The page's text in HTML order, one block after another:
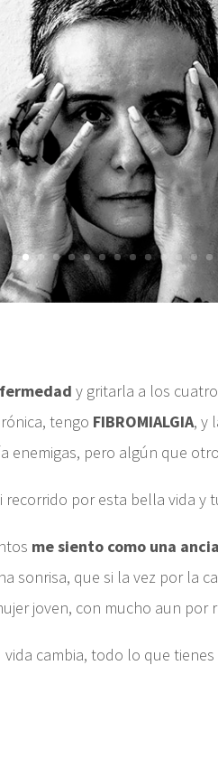
y gritarla a los
tengo FIBROMIALGIA, y
enemigas, pero algún que
por esta bella vida y
me siento como una
sonrisa, que si la vez por la
joven, con mucho aun por
cambia, todo lo que